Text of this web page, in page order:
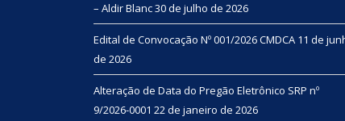
– Aldir Blanc30 de julho de 2026
Edital de Convocação Nº 001/2026 CMDCA 11 de
de 2026
Alteração de Data do Pregão Eletrônico SRP nº
9/2026-0001 22 de janeiro de 2026